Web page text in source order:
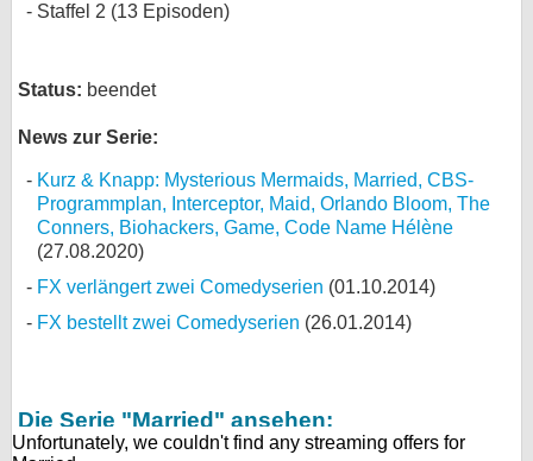
Staffel 2 (13 Episoden)
Status: beendet
News zur Serie:
Kurz & Knapp: Mysterious Mermaids, Married, CBS-
Programmplan, Interceptor, Maid, Orlando Bloom, The
Conners, Biohackers, Game, Code Name Hélène
(27.08.2020)
FX verlängert zwei Comedyserien (01.10.2014)
FX bestellt zwei Comedyserien (26.01.2014)
Die Serie "Married" ansehen:
myFanbase